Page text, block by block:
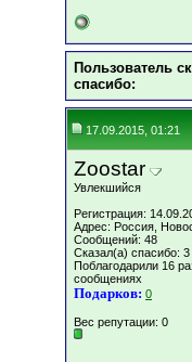
Пользователь
cпасибо:
17.09.2015, 01:21
Zoostar
Увлекшийся
Регистрация:
Адрес: Россия,
Сообщений: 48
Сказал(а) спасибо: 3
Поблагодарили 16
сообщениях
Подарков: 0
Вес репутации: 0